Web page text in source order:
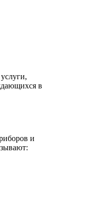
в
и